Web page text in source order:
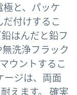
極と、パッケ
付けするこ
はんだと鉛フ
洗浄フラック
ウントするこ
ージは、両面
えます。 確実